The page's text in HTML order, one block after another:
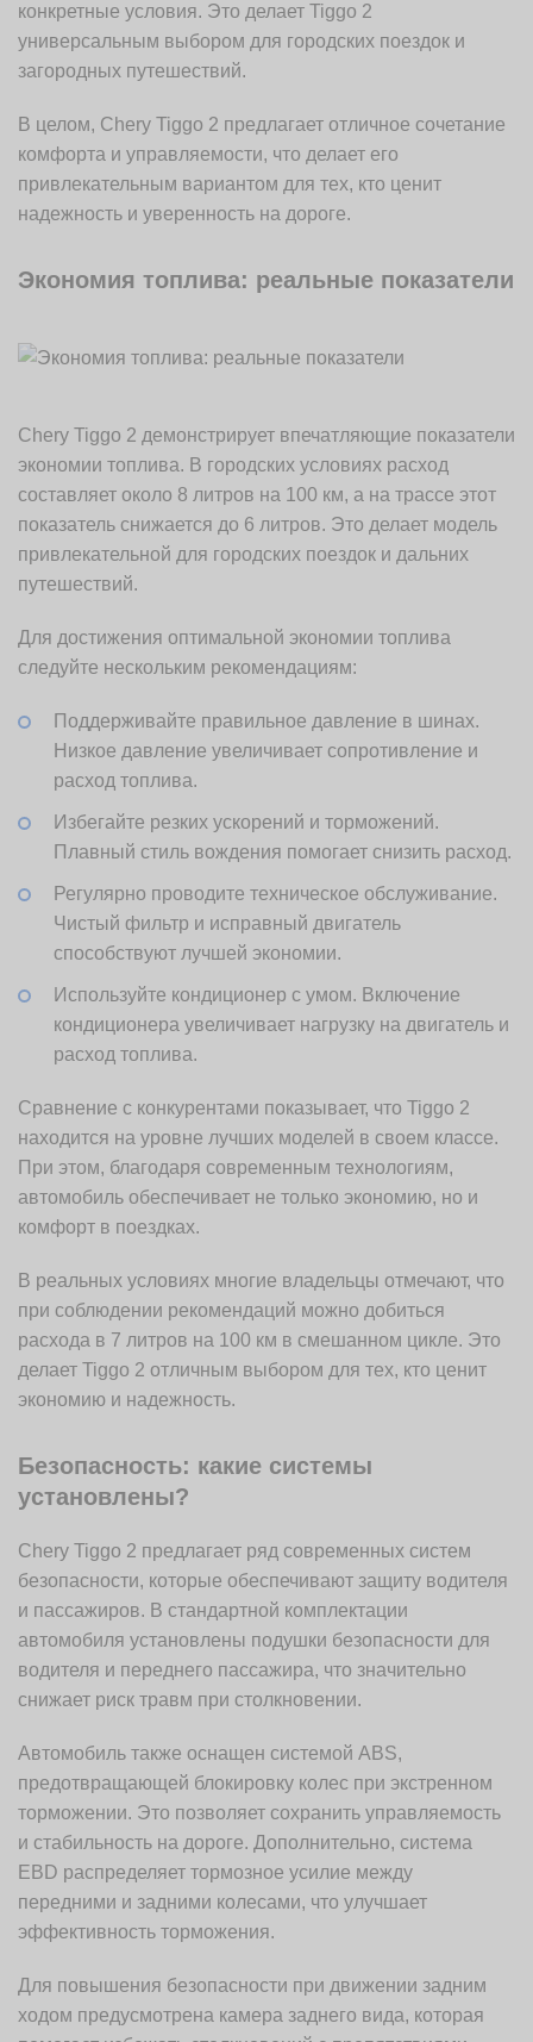
конкретные условия. Это делает Tiggo 2
универсальным выбором для городских поездок и
загородных путешествий.
В целом, Chery Tiggo 2 предлагает отличное сочетание
комфорта и управляемости, что делает его
привлекательным вариантом для тех, кто ценит
надежность и уверенность на дороге.
Экономия топлива: реальные показатели
Chery Tiggo 2 демонстрирует впечатляющие показатели
экономии топлива. В городских условиях расход
составляет около 8 литров на 100 км, а на трассе этот
показатель снижается до 6 литров. Это делает модель
привлекательной для городских поездок и дальних
путешествий.
Для достижения оптимальной экономии топлива
следуйте нескольким рекомендациям:
Поддерживайте правильное давление в шинах.
Низкое давление увеличивает сопротивление и
расход топлива.
Избегайте резких ускорений и торможений.
Плавный стиль вождения помогает снизить расход.
Регулярно проводите техническое обслуживание.
Чистый фильтр и исправный двигатель
способствуют лучшей экономии.
Используйте кондиционер с умом. Включение
кондиционера увеличивает нагрузку на двигатель и
расход топлива.
Сравнение с конкурентами показывает, что Tiggo 2
находится на уровне лучших моделей в своем классе.
При этом, благодаря современным технологиям,
автомобиль обеспечивает не только экономию, но и
комфорт в поездках.
В реальных условиях многие владельцы отмечают, что
при соблюдении рекомендаций можно добиться
расхода в 7 литров на 100 км в смешанном цикле. Это
делает Tiggo 2 отличным выбором для тех, кто ценит
экономию и надежность.
Безопасность: какие системы
установлены?
Chery Tiggo 2 предлагает ряд современных систем
безопасности, которые обеспечивают защиту водителя
и пассажиров. В стандартной комплектации
автомобиля установлены подушки безопасности для
водителя и переднего пассажира, что значительно
снижает риск травм при столкновении.
Автомобиль также оснащен системой ABS,
предотвращающей блокировку колес при экстренном
торможении. Это позволяет сохранить управляемость
и стабильность на дороге. Дополнительно, система
EBD распределяет тормозное усилие между
передними и задними колесами, что улучшает
эффективность торможения.
Для повышения безопасности при движении задним
ходом предусмотрена камера заднего вида, которая